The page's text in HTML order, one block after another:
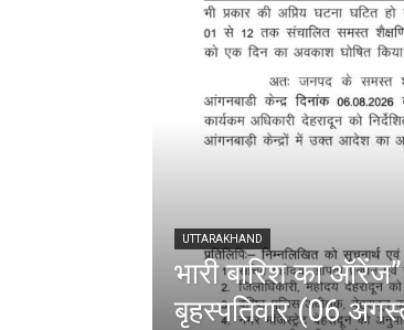
UTTARAKHAND
भारी बारिश का
बृहस्पतिवार (06